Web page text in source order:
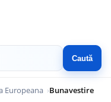
Caută
Europeana Bunavestire